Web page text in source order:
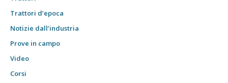
Trattori d’epoca
Notizie dall’industria
Prove in campo
Video
Corsi